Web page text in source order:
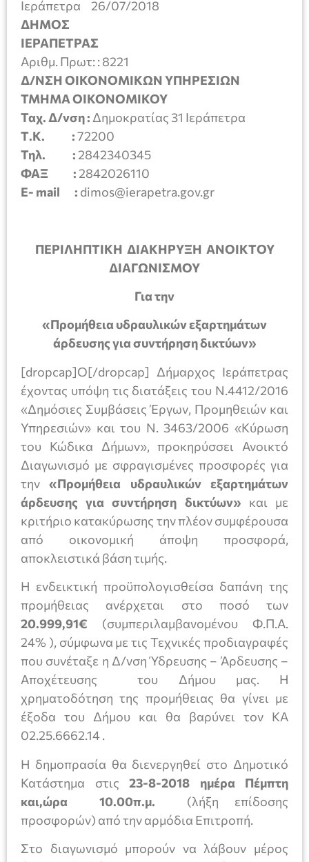
Ιεράπετρα 26/07/2018
ΔΗΜΟΣ
ΙΕΡΑΠΕΤΡΑΣ
Αριθμ. Πρωτ: : 8221
Δ/ΝΣΗ ΟΙΚΟΝΟΜΙΚΩΝ ΥΠΗΡΕΣΙΩΝ
ΤΜΗΜΑ ΟΙΚΟΝΟΜΙΚΟΥ
Ταχ. Δ/νση : Δημοκρατίας 31 Ιεράπετρα
Τ.Κ. :72200
Τηλ. : 2842340345
ΦΑΞ : 2842026110
E- mail : dimos@ierapetra.gov.gr
ΠΕΡΙΛΗΠΤΙΚΗ ΔΙΑΚΗΡΥΞΗ ΑΝΟΙΚΤΟΥ
ΔΙΑΓΩΝΙΣΜΟΥ
Για την
«Προμήθεια υδραυλικών εξαρτημάτων
άρδευσης για συντήρηση δικτύων»
[dropcap]Ο[/dropcap] Δήμαρχος Ιεράπετρας
έχοντας υπόψη τις διατάξεις του Ν.4412/2016
«Δημόσιες Συμβάσεις Έργων, Προμηθειών και
Υπηρεσιών» και του Ν. 3463/2006 «Κύρωση
του Κώδικα Δήμων», προκηρύσσει Ανοικτό
Διαγωνισμό με σφραγισμένες προσφορές για
την«Προμήθεια υδραυλικών εξαρτημάτων
άρδευσης για συντήρηση δικτύων» και με
κριτήριο κατακύρωσης την πλέον συμφέρουσα
από οικονομική άποψη προσφορά,
αποκλειστικά βάση τιμής.
Η ενδεικτική προϋπολογισθείσα δαπάνη της
προμήθειας ανέρχεται στο ποσό των
20.999,91€ (συμπεριλαμβανομένου Φ.Π.Α.
24% ), σύμφωνα με τις Τεχνικές προδιαγραφές
που συνέταξε η Δ/νση Ύδρευσης – Άρδευσης –
Αποχέτευσης του Δήμου μας. Η
χρηματοδότηση της προμήθειας θα γίνει με
έξοδα του Δήμου και θα βαρύνει τον ΚΑ
02.25.6662.14 .
Η δημοπρασία θα διενεργηθεί στο Δημοτικό
Κατάστημα στις 23-8-2018 ημέρα Πέμπτη
και,ώρα 10.00π.μ. (λήξη επίδοσης
προσφορών) από την αρμόδια Επιτροπή.
Στο διαγωνισμό μπορούν να λάβουν μέρος